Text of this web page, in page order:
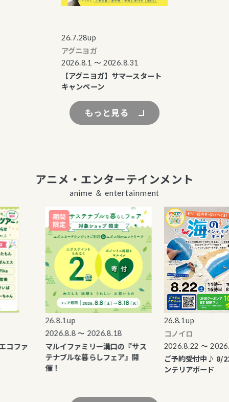
26.7.28up
アグニヨガ
2026.8.1 〜 2026.8.31
【アグニヨガ】サマースタート
キャンペーン
もっと見る
アニメ・エンターテインメント
anime ＆ entertainment
ァ
26.8.1up
2026.8.8 〜 2026.8.18
マルイファミリー溝口の『サス
テナブルな暮らしフェア』開
催！
26.8.1up
コノイロ
2026.8.22 〜
ご予約受付中♪ 8/22(
ンテリアボード